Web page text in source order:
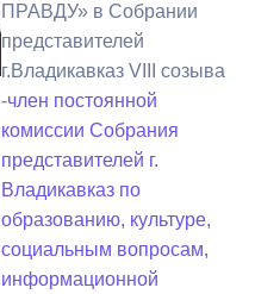
ПРАВДУ» в Собрании
представителей
г.Владикавказ VIII созыва
-член постоянной
комиссии Собрания
представителей г.
Владикавказ по
образованию, культуре,
социальным вопросам,
информационной